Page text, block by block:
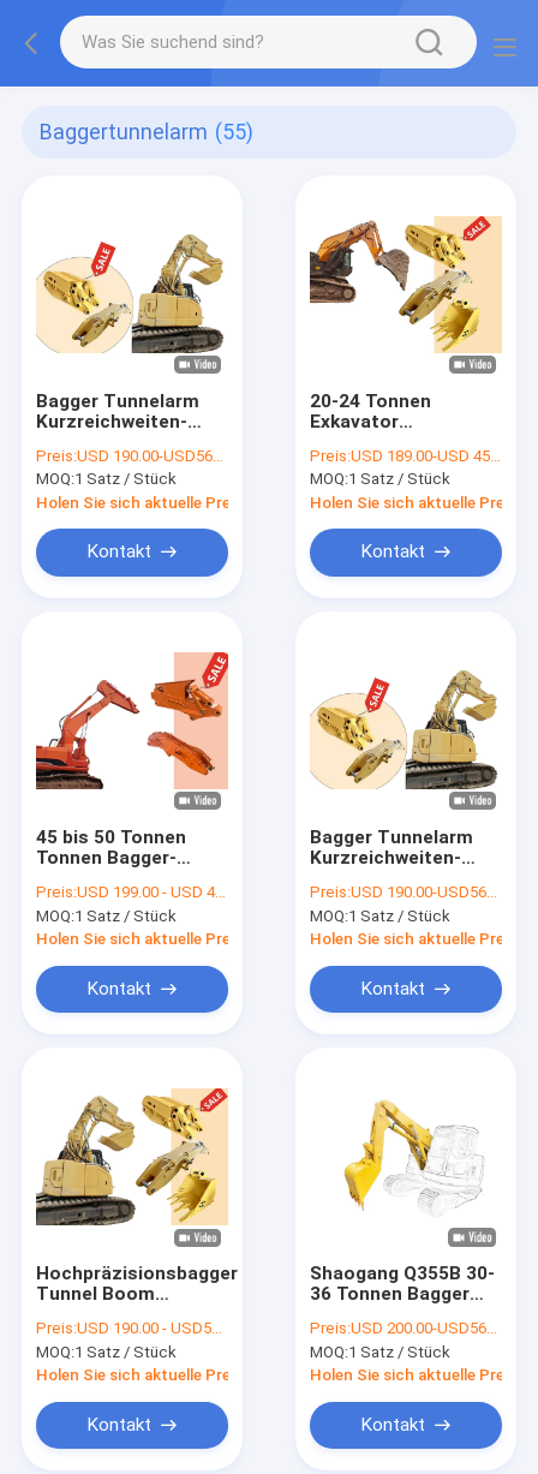
Baggertunnelarm (55)
Bagger Tunnelarm
Kurzreichweiten-
Hammer
Preis:USD 190.00-USD5650.00
MOQ:1 Satz / Stück
Holen Sie sich aktuelle Preis
Kontakt
20-24 Tonnen
Exkavator
Tunnel Boom für das
Graben
Preis:USD 189.00-USD 4590.00
MOQ:1 Satz / Stück
Holen Sie sich aktuelle Preis
Kontakt
45 bis 50 Tonnen
Tonnen Bagger-
Eimer / Brecher
Preis:USD 199.00 - USD 4999.00
MOQ:1 Satz / Stück
Holen Sie sich aktuelle Preis
Kontakt
Bagger Tunnelarm
Kurzreichweiten-
Hammer
Preis:USD 190.00-USD5650.00
MOQ:1 Satz / Stück
Holen Sie sich aktuelle Preis
Kontakt
Hochpräzisionsbagger
Tunnel Boom
Anschlüsse
Preis:USD 190.00 - USD5990.00
MOQ:1 Satz / Stück
Holen Sie sich aktuelle Preis
Kontakt
Shaogang Q355B 30-
36 Tonnen Bagger
Tunnel Boom Mit
größeren Zylindern
Bagger Verkürzung
Arm Tunnel Boom
Preis:USD 200.00-USD5680.00
MOQ:1 Satz / Stück
Holen Sie sich aktuelle Preis
Kontakt